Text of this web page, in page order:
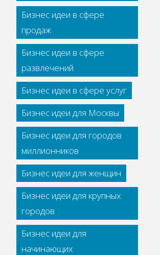
Бизнес идеи в сфере
продаж
Бизнес идеи в сфере
развлечений
Бизнес идеи в сфере услуг
Бизнес идеи для Москвы
Бизнес идеи для городов
миллионников
Бизнес идеи для женщин
Бизнес идеи для крупных
городов
Бизнес идеи для
начинающих